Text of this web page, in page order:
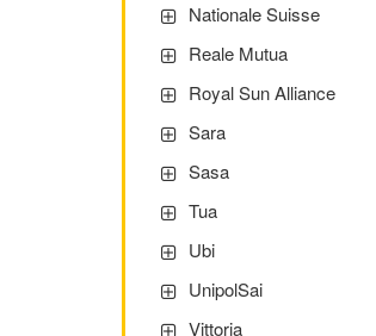
Nationale Suisse
Reale Mutua
Royal Sun Alliance
Sara
Sasa
Tua
Ubi
UnipolSai
Vittoria